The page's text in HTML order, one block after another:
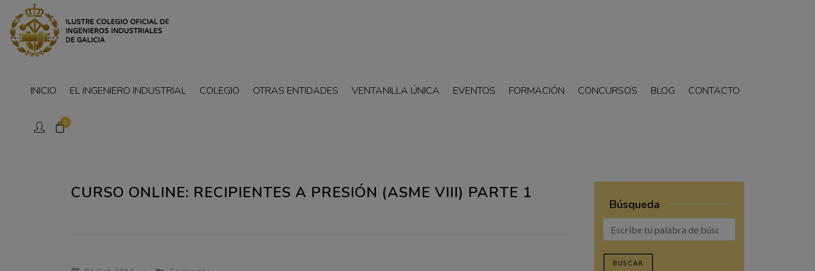
0
INICIO EL INGENIERO INDUSTRIAL COLEGIO OTRAS ENTIDADES VENTANILLA ÚNICA EVENTOS FORMACIÓN CONCURSOS BLOG CONTACTO
CURSO ONLINE: RECIPIENTES A PRESIÓN (ASME VIII) PARTE 1
Búsqueda
BUSCAR